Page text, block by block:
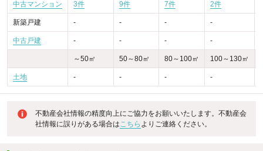
中古マンション 3件 9件 7件 2件
新築戸建 - - - -
中古戸建 - - - -
～50㎡ 50～80㎡ 80～100㎡ 100～130㎡
土地 - - - -
不動産会社情報の精度向上にご協力をお願いいたします。不動産会
社情報に誤りがある場合はこちら よりご連絡ください。